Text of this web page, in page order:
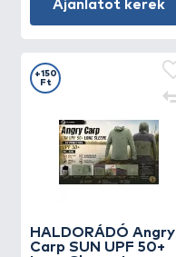
Ajánlatot kérek
HALDORÁDÓ Angry
Carp SUN UPF 50+
+150
Ft